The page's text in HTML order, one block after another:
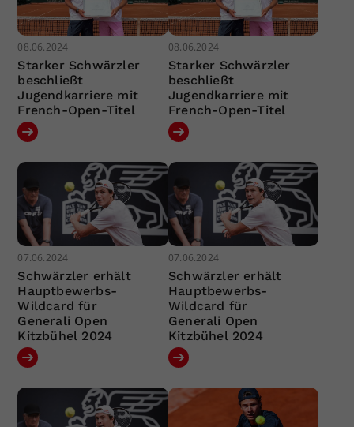
08.06.2024
Starker Schwärzler
beschließt
Jugendkarriere mit
French-Open-Titel
08.06.2024
Starker Schwärzler
beschließt
Jugendkarriere mit
French-Open-Titel
07.06.2024
Schwärzler erhält
Hauptbewerbs-
Wildcard für
Generali Open
Kitzbühel 2024
07.06.2024
Schwärzler erhält
Hauptbewerbs-
Wildcard für
Generali Open
Kitzbühel 2024